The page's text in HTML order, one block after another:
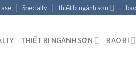
Specialty thiết bị ngành sơn
THIẾT BỊ NGÀNH SƠN BAO BÌ